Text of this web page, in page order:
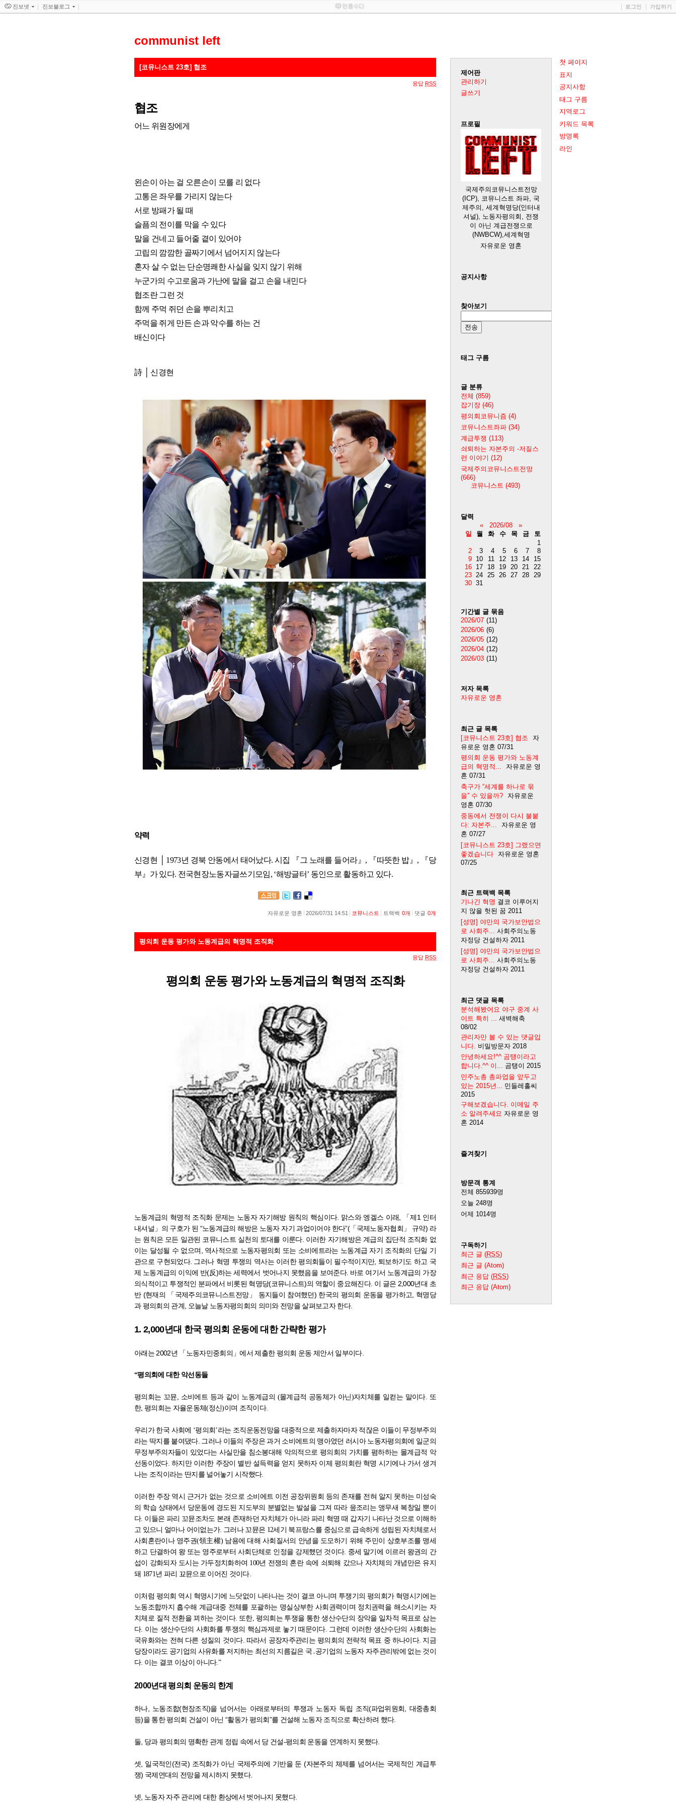
communist left
첫 페이지
표지
공지사항
태그 구름
지역로그
키워드 목록
방명록
라인
[코뮤니스트 23호] 협조
응답 RSS
협조
어느 위원장에게
왼손이 아는 걸 오른손이 모를 리 없다
고통은 좌우를 가리지 않는다
서로 방패가 될 때
슬픔의 전이를 막을 수 있다
말을 건네고 들어줄 곁이 있어야
고립의 깜깜한 골짜기에서 넘어지지 않는다
혼자 살 수 없는 단순명쾌한 사실을 잊지 않기 위해
누군가의 수고로움과 가난에 말을 걸고 손을 내민다
협조란 그런 것
함께 주먹 쥐던 손을 뿌리치고
주먹을 쥐게 만든 손과 악수를 하는 건
배신이다
詩 신경현
약력
신경현 1973년 경북 안동에서 태어났다.시집 『그 노래를 들어라』 , 『따뜻한 밥』 , 『당
부 』 가 있다. 전국현장노동자글쓰기모임, ‘해방글터’ 동인으로 활동하고 있다.
자유로운 영혼 2026/07/31 14:51 코뮤니스트 트랙백 0개 댓글 0개
평의회 운동 평가와 노동계급의 혁명적 조직화
응답 RSS
평의회 운동 평가와 노동계급의 혁명적 조직화
노동계급의 혁명적 조직화 문제는 노동자 자기해방 원칙의 핵심이다. 맑스와 엥겔스 이래 「제1 인터
내셔널 」 의 구호가 된 “노동계급의 해방은 노동자 자기 과업이어야 한다”(「국제노동자협회 」 규약) 라
는 원칙은 모든 일관된 코뮤니스트 실천의 토대를 이룬다. 이러한 자기해방은 계급의 집단적 조직화 없
이는 달성될 수 없으며
역사적으로 노동자평의회 또는 소비에트라는 노동계급 자기 조직화의 단일 기
관으로 구현되었다. 그러나 혁명 투쟁의 역사는 이러한 평의회들이 필수적이지만, 퇴보하기도 하고 국
제 노동계급의 이익에 반(反)하는 세력에서 벗어나지 못했음을 보여준다. 바로 여기서 노동계급의 가장
의식적이고 투쟁적인 분파에서 비롯된 혁명당(코뮤니스트)의 역할이 중요해진다. 이 글은 2,000년대 초
반 (현재의 「 국제주의코뮤니스트전망」 동지들이 참여했던) 한국의 평의회 운동을 평가하고
혁명당
과 평의회의 관계
오늘날 노동자평의회의 의미와 전망을 살펴보고자 한다.
1. 2,000년대 한국 평의회 운동에 대한 간략한 평가
아래는 2002년 「 노동자민중회의 」에서 제출한 평의회 운동 제안서 일부이다.
“평의회에 대한 악선동들
평의회는 꼬뮨, 소비에트 등과 같이 노동계급의 (몰계급적 공동체가 아닌)자치체를 일컫는 말이다. 또
한,평의회는 자율운동체(정신)이며 조직이다.
우리가 한국 사회에 ‘평의회 ’라는 조직운동전망을 대중적으로 제출하자마자 적잖은 이들이 무정부주의
라는 딱지를 붙여댔다. 그러나 이들의 주장은 과거 소비에트의 맹아였던 러시아 노동자평의회에 일군의
무정부주의자들이 있었다는 사실만을 침소봉대해 악의적으로 평의회의 가치를 폄하하는 몰계급적 악
선동이었다. 하지만 이러한 주장이 별반 설득력을 얻지 못하자 이제 평의회란 혁명 시기에나 가서 생겨
나는 조직이라는 딴지를 널어놓기 시작했다.
이러한 주장 역시 근거가 없는 것으로 소비에트 이전 공장위원회 등의 존재를 전혀 알지 못하는 미성숙
의 학습 상태에서 당운동에 경도된 지도부의 분별없는 발설을 그져 따라 읖조리는 앵무새 복창일 뿐이
다. 이들은 파리 꼬뮨조차도 본래 존재하던 자치체가 아니라 파리 혁명 때 갑자기 나타난 것으로 이해하
고 있으니 얼마나 어이없는가. 그러나 꼬뮨은 12세기 북프랑스를 중심으로 급속하게 성립된 자치체로서
사회혼란이나 영주권(領主權) 남용에 대해 사회질서의 안녕을 도모하기 위해 주민이 상호부조를 맹세
하고 단결하여 왕 또는 영주로부터 사회단체로 인정을 강제했던 것이다. 중세 말기에 이르러 왕권의 간
섭이 강화되자 도시는 가두정치화하여 100년 전쟁의 혼란 속에 쇠퇴해 갔으나 자치체의 개념만은 유지
돼 1871년 파리 꾜뮨으로 이어진 것이다.
이처럼 평의회 역시 혁명시기에 느닷없이 나타나는 것이 결코 아니며 투쟁기의 평의회가 혁명시기에는
노동조합까지 흡수해 계급대중 전체를 포괄하는 명실상부한 사회권력이며 정치권력을 해소시키는 자
치체로 질적 전환을 꾀하는 것이다. 또한, 평의회는 투쟁을 통한 생산수단의 장악을 일차적 목표로 삼는
다. 이는 생산수단의 사회화를 투쟁의 핵심과제로 놓기 때문이다. 그런데 이러한 생산수단의 사회화는
국유화와는 전혀 다른 성질의 것이다. 따라서 공장자주관리는 평의회의 전략적 목표 중 하나이다. 지금
당장이라도 공기업의 사유화를 저지하는 최선의 지름길은 국 ․공기업의 노동자 자주관리밖에 없는 것이
다. 이는 결코 이상이 아니다.”
2000년대 평의회 운동의 한계
하나, 노동조합(현장조직)을 넘어서는 아래로부터의 투쟁과 노동자 독립 조직(파업위원회
대중총회
등)을 통한 평의회 건설이 아닌“활동가 평의회”를 건설해 노동자 조직으로 확산하려 했다.
둘 당과 평의회의 명확한 관계 정립 속에서 당 건설-평의회 운동을 연계하지 못했다.
셋 일국적인(전국) 조직화가 아닌 국제주의에 기반을 둔(자본주의 체제를 넘어서는 국제적인 계급투
쟁) 국제연대의 전망을 제시하지 못했다.
넷 노동자 자주 관리에 대한 환상에서 벗어나지 못했다.
제어판
관리하기
글쓰기
프로필
국제주의코뮤니스트전망
(ICP), 코뮤니스트 좌파, 국
제주의, 세계혁명당(인터내
셔널), 노동자평의회, 전쟁
이 아닌 계급전쟁으로
(NWBCW),세계혁명
자유로운 영혼
공지사항
찾아보기
태그 구름
글 분류
전체 (859)
잡기장 (46)
평의회코뮤니즘 (4)
코뮤니스트좌파 (34)
계급투쟁 (113)
쇠퇴하는 자본주의 -저질스
런 이야기 (12)
국제주의코뮤니스트전망
(666)
코뮤니스트 (493)
달력
«
2026/08
»
일
월 화 수 목 금
토
1
2
3 4 5 6 7
8
9 10 11 12 13 14
15
16 17 18 19 20 21 22
23 24 25 26 27 28 29
30 31
기간별 글 묶음
2026/07 (11)
2026/06 (6)
2026/05 (12)
2026/04 (12)
2026/03 (11)
저자 목록
자유로운 영혼
최근 글 목록
[코뮤니스트 23호] 협조
자
유로운 영혼 07/31
평의회 운동 평가와 노동계
급의 혁명적...
자유로운 영
혼 07/31
축구가 “세계를 하나로 묶
을” 수 있을까?
자유로운
영혼 07/30
중동에서 전쟁이 다시 불붙
다: 자본주...
자유로운 영
혼 07/27
[코뮤니스트 23호] 그랬으면
좋겠습니다
자유로운 영혼
07/25
최근 트랙백 목록
기나긴 혁명 결코 이루어지
지 않을 헛된 꿈 2011
[성명] 야만의 국가보안법으
로 사회주...
사회주의노동
자정당 건설하자 2011
[성명] 야만의 국가보안법으
로 사회주...
사회주의노동
자정당 건설하자 2011
최근 댓글 목록
분석해봤어요 야구 중계 사
이트 특히 ...
새벽해축
08/02
관리자만 볼 수 있는 댓글입
니다. 비밀방문자 2018
안녕하세요!^^ 곰탱이라고
합니다.^^ 이... 곰탱이 2015
민주노총 총파업을 앞두고
있는 2015년... 민들레홀씨
2015
구해보겠습니다. 이메일 주
소 알려주세요 자유로운 영
혼 2014
즐겨찾기
방문객 통계
전체 855939명
오늘 248명
어제 1014명
구독하기
최근 글 (RSS)
최근 글 (Atom)
최근 응답 (RSS)
최근 응답 (Atom)
진보넷 진보블로그 로그인 가입하기